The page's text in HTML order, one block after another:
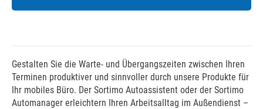
Gestalten Sie die Warte- und Übergangszeiten zwischen Ihren
Terminen produktiver und sinnvoller durch unsere Produkte für
Ihr mobiles Büro. Der Sortimo Autoassistent oder der Sortimo
Automanager erleichtern Ihren Arbeitsalltag im Außendienst –